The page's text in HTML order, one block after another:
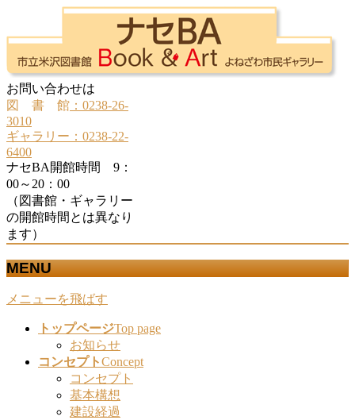
お問い合わせは
図 書 館 ：0238-26-
3010
ギャラリー：0238-22-
6400
ナセBA開館時間 9：
00～20：00
（図書館・ギャラリー
の開館時間とは異なり
ます）
MENU
メニューを飛ばす
トップページTop page
お知らせ
コンセプトConcept
コンセプト
基本構想
建設経過